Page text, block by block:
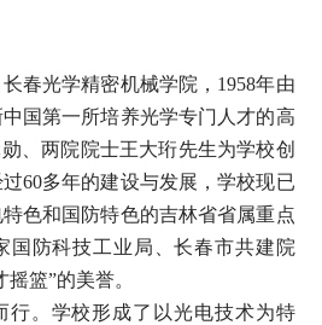
春光学精密机械学院， 1958年由
国第一所培养光学专门人才的高
、两院院士王大珩先生为学校创
60多年的建设与发展，学校现已
色和国防特色的吉林省省属重点
国防科技工业局、长春市共建院
篮”的美誉。
行。学校形成了以光电技术为特